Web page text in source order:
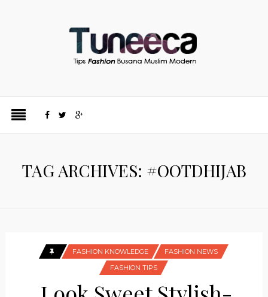
TAG ARCHIVES: #OOTDHIJAB
FASHION KNOWLEDGE
FASHION NEWS
FASHION TIPS